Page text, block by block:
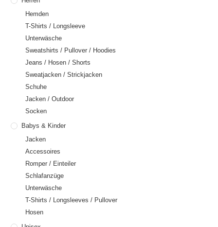
Hemden
T-Shirts / Longsleeve
Unterwäsche
Sweatshirts / Pullover / Hoodies
Jeans / Hosen / Shorts
Sweatjacken / Strickjacken
Schuhe
Jacken / Outdoor
Socken
Babys & Kinder
Jacken
Accessoires
Romper / Einteiler
Schlafanzüge
Unterwäsche
T-Shirts / Longsleeves / Pullover
Hosen